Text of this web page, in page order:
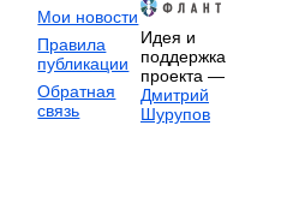
Мои новости
Правила
публикации
Обратная
связь
Идея и
поддержка
проекта —
Дмитрий
Шурупов